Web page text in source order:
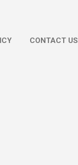
CONTACT US